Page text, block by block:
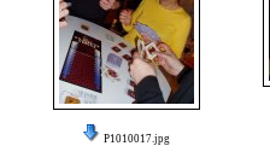
P1010017.jpg